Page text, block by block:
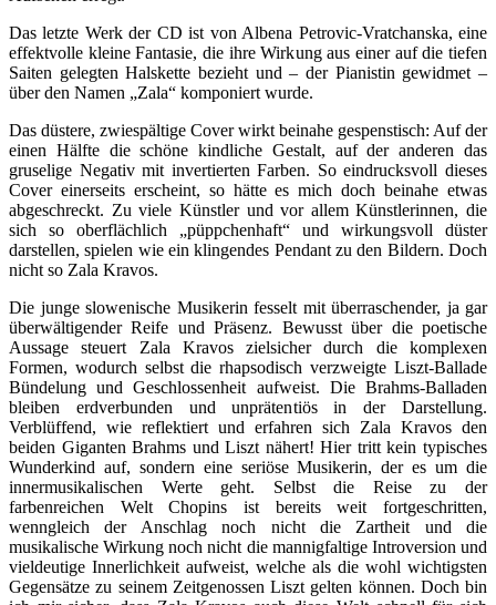
Das letzte Werk der CD ist von Albena Petrovic-Vratchanska, eine
effektvolle kleine Fantasie, die ihre Wirkung aus einer auf die tiefen
Saiten gelegten Halskette bezieht und – der Pianistin gewidmet –
über den Namen „Zala“ komponiert wurde.
Das düstere, zwiespältige Cover wirkt beinahe gespenstisch: Auf der
einen Hälfte die schöne kindliche Gestalt, auf der anderen das
gruselige Negativ mit invertierten Farben. So eindrucksvoll dieses
Cover einerseits erscheint, so hätte es mich doch beinahe etwas
abgeschreckt. Zu viele Künstler und vor allem Künstlerinnen, die
sich so oberflächlich „püppchenhaft“ und wirkungsvoll düster
darstellen, spielen wie ein klingendes Pendant zu den Bildern. Doch
nicht so Zala Kravos.
Die junge slowenische Musikerin fesselt mit überraschender, ja gar
überwältigender Reife und Präsenz. Bewusst über die poetische
Aussage steuert Zala Kravos zielsicher durch die komplexen
Formen, wodurch selbst die rhapsodisch verzweigte Liszt-Ballade
Bündelung und Geschlossenheit aufweist. Die Brahms-Balladen
bleiben erdverbunden und unprätentiös in der Darstellung.
Verblüffend, wie reflektiert und erfahren sich Zala Kravos den
beiden Giganten Brahms und Liszt nähert! Hier tritt kein typisches
Wunderkind auf, sondern eine seriöse Musikerin, der es um die
innermusikalischen Werte geht. Selbst die Reise zu der
farbenreichen Welt Chopins ist bereits weit fortgeschritten,
wenngleich der Anschlag noch nicht die Zartheit und die
musikalische Wirkung noch nicht die mannigfaltige Introversion und
vieldeutige Innerlichkeit aufweist, welche als die wohl wichtigsten
Gegensätze zu seinem Zeitgenossen Liszt gelten können. Doch bin